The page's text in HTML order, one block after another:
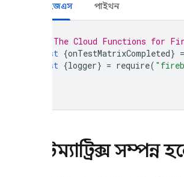
নোড.জেএস পাইথন
// The Cloud Functions for
const {onTestMatrixCompleted} =
const {logger} = require(
টেস্টম্যাট্রিক্স